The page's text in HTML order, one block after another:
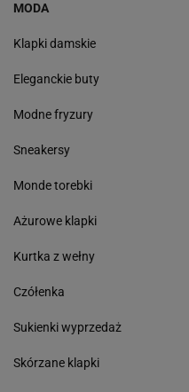
MODA
Klapki damskie
Eleganckie buty
Modne fryzury
Sneakersy
Monde torebki
Ażurowe klapki
Kurtka z wełny
Czółenka
Sukienki wyprzedaż
Skórzane klapki